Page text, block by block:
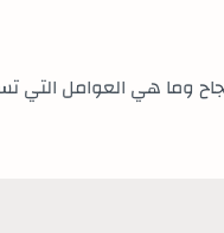
وما هي العوامل التي